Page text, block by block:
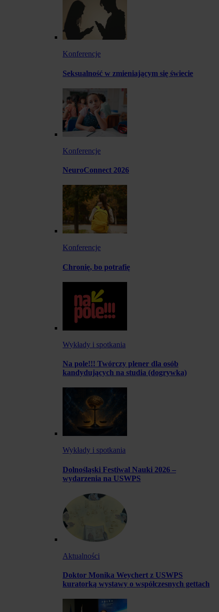
Konferencje
Seksualność w zmieniającym się świecie
Konferencje
NeuroConnect 2026
Konferencje
Chronię, bo potrafię
Wykłady i spotkania
Na pole!!! Twórczy plener dla osób
kandydujących na studia (dogrywka)
Wykłady i spotkania
Dolnośląski Festiwal Nauki 2026 –
wydarzenia na USWPS
Aktualności
Doktor Monika Weychert z USWPS
kuratorką wystawy o współczesnych gettach